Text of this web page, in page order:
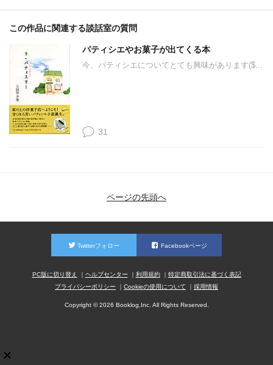
この作品に関連する談話室の質問
パティシエやお菓子が出てくる本
今、パティシエについてとても興味があります($...
31
ページの先頭へ
Twitterフォロー Facebookページ
PC版に切り替え ヘルプセンター 利用規約
特定商取引法に基づく表記
プライバシーポリシー
Cookieの使用について 採用情報
Copyright © 2026 Booklog,Inc. All Rights Reserved.